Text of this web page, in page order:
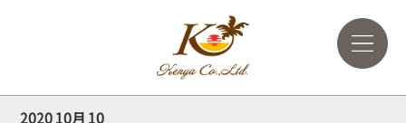
2020 10月 10